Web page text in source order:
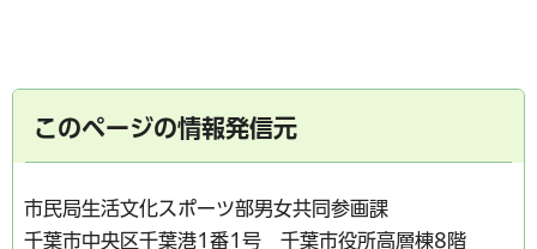
このページの情報発信元
市民局生活文化スポーツ部男女共同参画課
千葉市中央区千葉港1番1号 千葉市役所高層棟8階